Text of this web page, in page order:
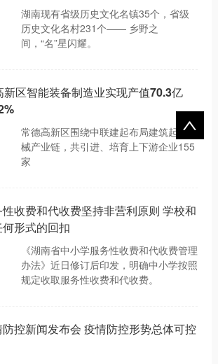
湖南现有省级历史文化名镇35个，省级
历史文化名村231个—— 乡野之
间，“名”星闪耀。
新区智能装备制造业实现产值70.3亿
常德高新区围绕中联建起布局建筑起重机
械产业链，共引进、培育上下游企业155
家
收费和代收费坚持非营利原则 学校和
形式的回扣
《湖南省中小学服务性收费和代收费管理
办法》近日修订后印发，明确中小学按照
规定收取服务性收费和代收费。
控新闻发布会 疫情防控形势总体可控